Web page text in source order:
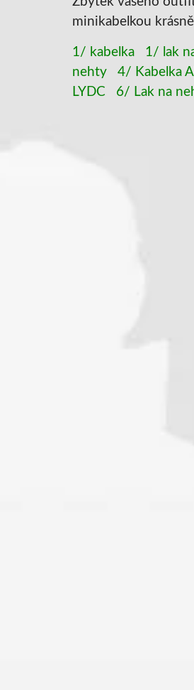
minikabelkou
1/ kabelka 1/ lak
nehty
4/ Kabelka
LYDC
6/ Lak na